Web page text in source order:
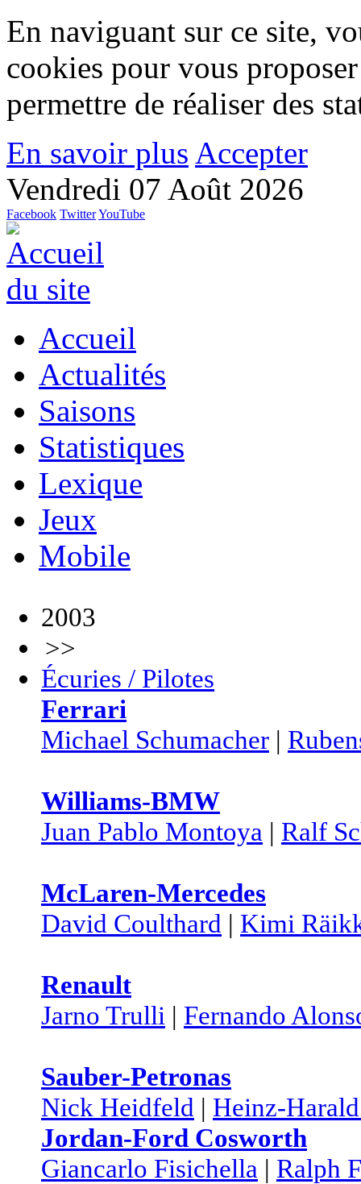
En naviguant sur ce site,
cookies pour vous
permettre de réaliser des
En savoir plus Accepter
Vendredi 07 Août 2026
Facebook TwitterYouTube
Accueil
Actualités
Saisons
Statistiques
Lexique
Jeux
Mobile
2003
>>
Écuries / Pilotes
Ferrari
Michael Schumacher |
Williams-BMW
Juan Pablo Montoya | Ralf
McLaren-Mercedes
David Coulthard | Kimi
Renault
Jarno Trulli | Fernando
Sauber-Petronas
Nick Heidfeld | Heinz-
Jordan-Ford Cosworth
Giancarlo Fisichella | Ralph